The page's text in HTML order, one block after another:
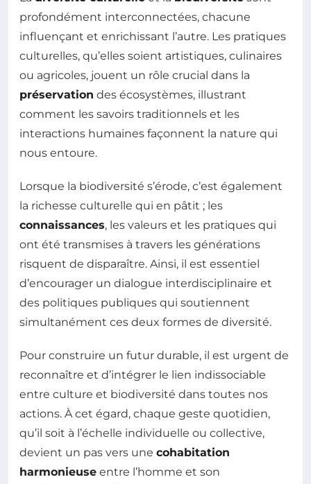
profondément interconnectées, chacune
influençant et enrichissant l’autre. Les pratiques
culturelles, qu’elles soient artistiques, culinaires
ou agricoles, jouent un rôle crucial dans la
préservation des écosystèmes, illustrant
comment les savoirs traditionnels et les
interactions humaines façonnent la nature qui
nous entoure.
Lorsque la biodiversité s’érode, c’est également
la richesse culturelle qui en pâtit ; les
connaissances, les valeurs et les pratiques qui
ont été transmises à travers les générations
risquent de disparaître. Ainsi, il est essentiel
d’encourager un dialogue interdisciplinaire et
des politiques publiques qui soutiennent
simultanément ces deux formes de diversité.
Pour construire un futur durable, il est urgent de
reconnaître et d’intégrer le lien indissociable
entre culture et biodiversité dans toutes nos
actions. À cet égard, chaque geste quotidien,
qu’il soit à l’échelle individuelle ou collective,
devient un pas vers une cohabitation
harmonieuse entre l’homme et son